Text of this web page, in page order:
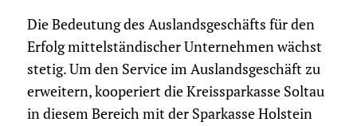
Die Bedeutung des Auslandsgeschäfts für den
Erfolg mittelständischer Unternehmen wächst
stetig. Um den Service im Auslandsgeschäft zu
erweitern, kooperiert die Kreissparkasse Soltau
in diesem Bereich mit der Sparkasse Holstein